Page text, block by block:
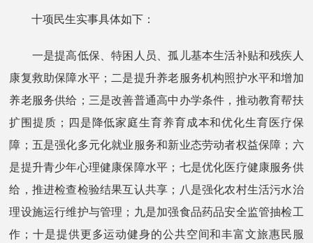
十项民生实事具体如下：
一是提高低保、特困人员、孤儿基本生活补贴和残疾人
康复救助保障水平；二是提升养老服务机构照护水平和增加
养老服务供给；三是改善普通高中办学条件，推动教育帮扶
扩围提质；四是降低家庭生育养育成本和优化生育医疗保
障；五是强化多元化就业服务和新业态劳动者权益保障；六
是提升青少年心理健康保障水平；七是优化医疗健康服务供
给，推进检查检验结果互认共享；八是强化农村生活污水治
理设施运行维护与管理；九是加强食品药品安全监管抽检工
作；十是提供更多运动健身的公共空间和丰富文旅惠民服